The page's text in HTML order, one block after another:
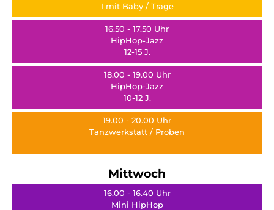
I mit Baby / Trage
16.50 - 17.50 Uhr
HipHop-Jazz
12-15 J.
18.00 - 19.00 Uhr
HipHop-Jazz
10-12 J.
19.00 - 20.00 Uhr
Tanzwerkstatt / Proben
Mittwoch
16.00 - 16.40 Uhr
Mini HipHop